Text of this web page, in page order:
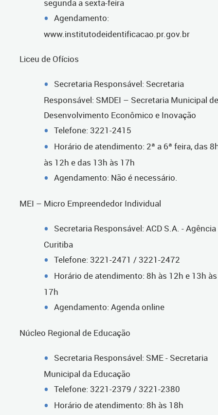
segunda a sexta-feira
Agendamento:
www.institutodeidentificacao.pr.gov.br
Liceu de Ofícios
Secretaria Responsável: Secretaria
Responsável: SMDEI – Secretaria Municipal de
Desenvolvimento Econômico e Inovação
Telefone: 3221-2415
Horário de atendimento: 2ª a 6ª feira, das
às 12h e das 13h às 17h
Agendamento: Não é necessário.
MEI – Micro Empreendedor Individual
Secretaria Responsável: ACD S.A. - Agência
Curitiba
Telefone: 3221-2471 / 3221-2472
Horário de atendimento: 8h às 12h e 13h às
17h
Agendamento: Agenda online
Núcleo Regional de Educação
Secretaria Responsável: SME - Secretaria
Municipal da Educação
Telefone: 3221-2379 / 3221-2380
Horário de atendimento: 8h às 18h